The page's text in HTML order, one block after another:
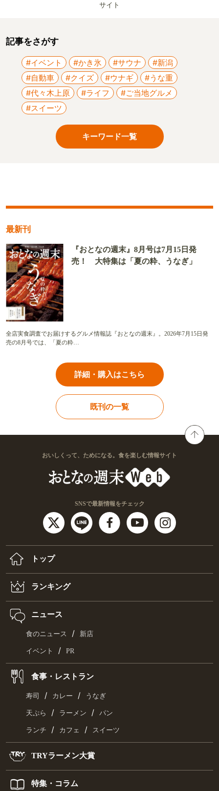
サイト
記事をさがす
#イベント #かき氷 #サウナ
#新潟
#自動車
#クイズ #ウナギ
#うな重
#代々木上原
#ライフ
#ご当地グルメ
#スイーツ
キーワード一覧
最新刊
『おとなの週末』8月号は7月15日発
売！ 大特集は「夏の粋、うなぎ」
全店実食調査でお届けするグルメ情報誌『おとなの週末』。2026年7月15日発
売の8月号では、「夏の粋…
詳細・購入はこちら
既刊の一覧
おいしくって、ためになる。食を楽しむ情報サイト
SNSで最新情報をチェック
トップ
ランキング
ニュース
食のニュース / 新店
イベント / PR
食事・レストラン
寿司 / カレー / うなぎ
天ぷら / ラーメン / パン
ランチ / カフェ / スイーツ
TRYラーメン大賞
特集・コラム